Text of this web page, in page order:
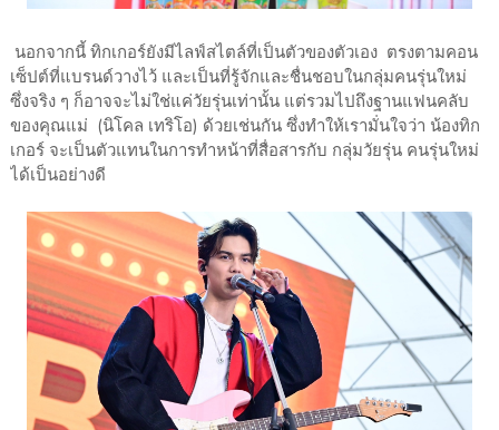
นอกจากนี้ ทิกเกอร์ยังมีไลฟ์สไตล์ที่เป็นตัวของตัวเอง ตรงตามคอน
เซ็ปต์ที่แบรนด์วางไว้ และเป็นที่รู้จักและชื่นชอบในกลุ่มคนรุ่นใหม่
ซึ่งจริง ๆ ก็อาจจะไม่ใช่แค่วัยรุ่นเท่านั้น แต่รวมไปถึงฐานแฟนคลับ
ของคุณแม่ (นิโคล เทริโอ) ด้วยเช่นกัน ซึ่งทำให้เรามั่นใจว่า น้องทิก
เกอร์ จะเป็นตัวแทนในการทำหน้าที่สื่อสารกับ กลุ่มวัยรุ่น คนรุ่นใหม่
ได้เป็นอย่างดี